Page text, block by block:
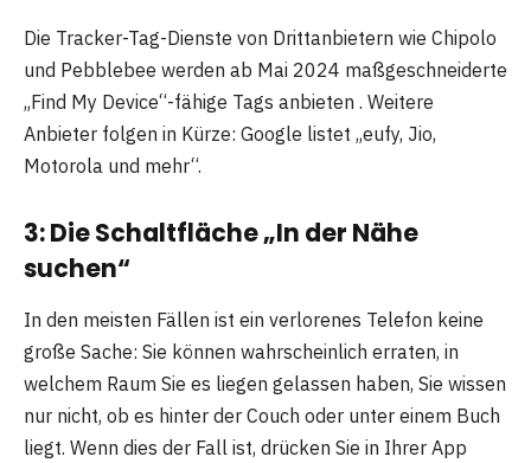
Die Tracker-Tag-Dienste von Drittanbietern wie Chipolo
und Pebblebee werden ab Mai 2024 maßgeschneiderte
„Find My Device“-fähige Tags anbieten . Weitere
Anbieter folgen in Kürze: Google listet „eufy, Jio,
Motorola und mehr“.
3: Die Schaltfläche „In der Nähe
suchen“
In den meisten Fällen ist ein verlorenes Telefon keine
große Sache: Sie können wahrscheinlich erraten, in
welchem ​​Raum Sie es liegen gelassen haben, Sie wissen
nur nicht, ob es hinter der Couch oder unter einem Buch
liegt. Wenn dies der Fall ist, drücken Sie in Ihrer App